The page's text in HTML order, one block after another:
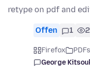
retype on pdf and
Offen 1
Firefox PDFs
George